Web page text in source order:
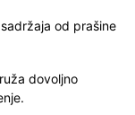
od prašine
dovoljno